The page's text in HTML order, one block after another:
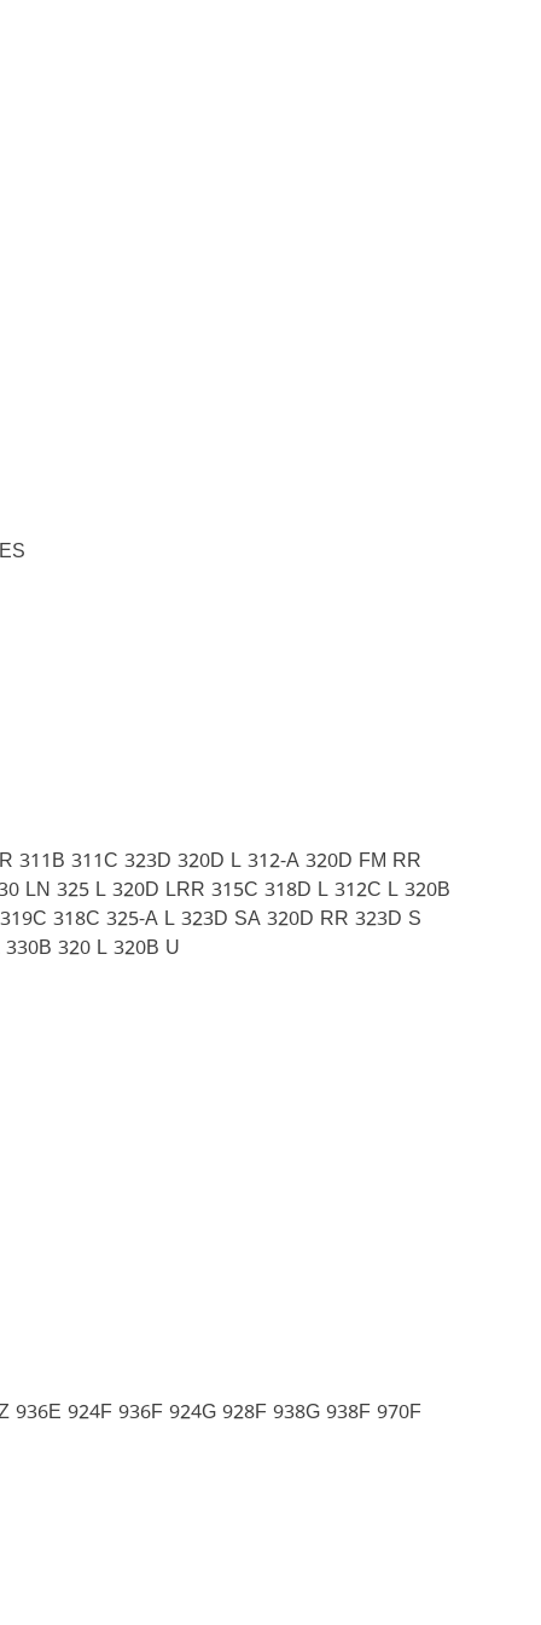
311B 311C 323D 320D L 312-A 320D FM RR
LN 325 L 320D LRR 315C 318D L 312C L 320B
318C 325-A L 323D SA 320D RR 323D S
320 L 320B U
936E 924F 936F 924G 928F 938G 938F 970F